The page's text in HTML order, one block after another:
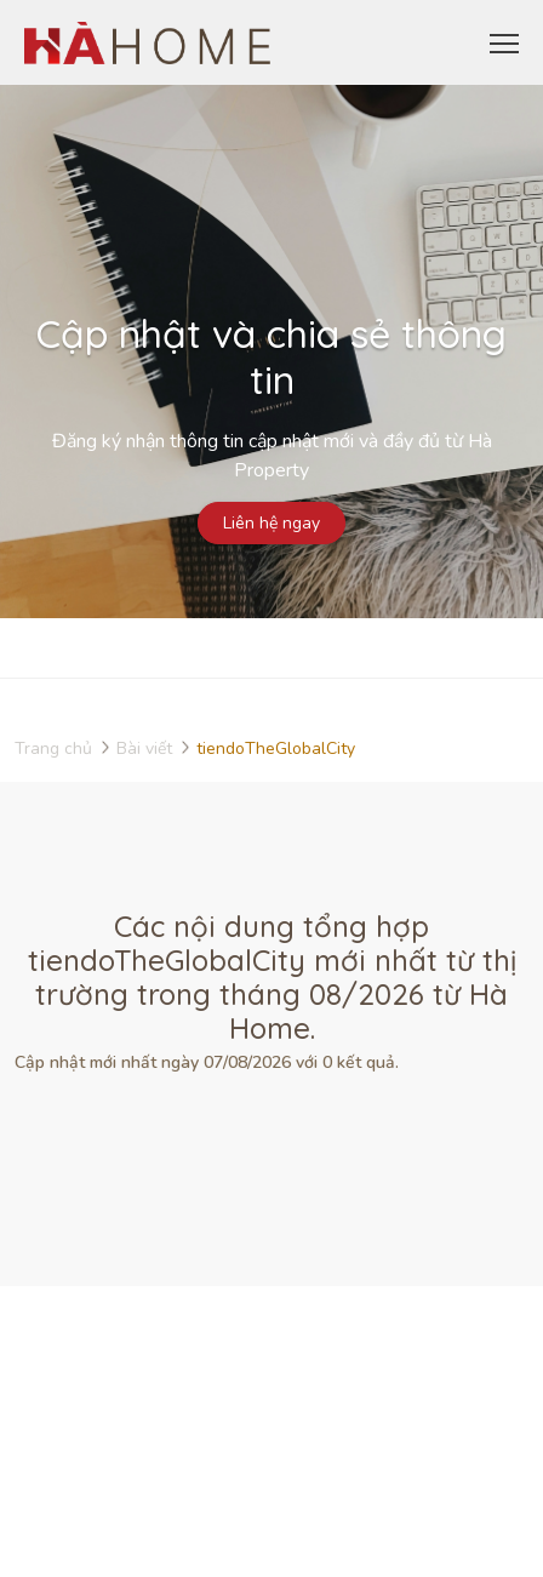
Cập nhật và chia sẻ thông
tin
Đăng ký nhận thông tin cập nhật mới và đầy đủ từ Hà
Property
Liên hệ ngay
Trang chủ Bài viết tiendoTheGlobalCity
Các nội dung tổng hợp
tiendoTheGlobalCity mới nhất từ thị
trường trong tháng 08/2026 từ Hà
Home.
Cập nhật mới nhất ngày 07/08/2026 với 0 kết quả.